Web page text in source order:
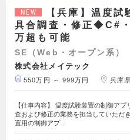
NEW
【兵庫】温度
具合調査・修正◆C#
万超も可能
SE（Web・オープン系）
株式会社メイテック
550万円 ～ 999万円 兵庫県
【仕事内容】 温度試験装置の制御アプ
査および修正の業務を担当していただ
置用の制御アプ…